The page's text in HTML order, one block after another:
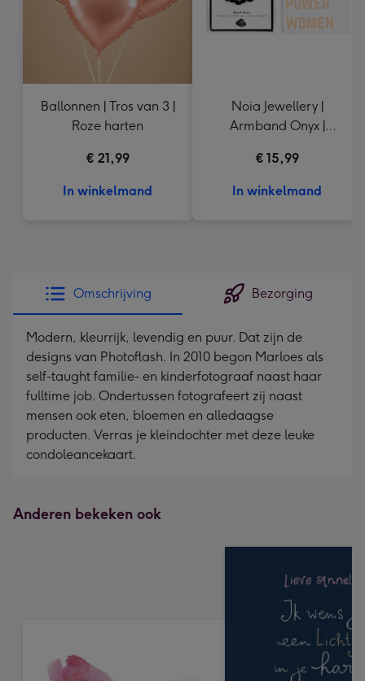
Ballonnen | Tros van 3 |
Roze harten
€ 21,99
In winkelmand
Noia Jewellery |
Armband Onyx |
€ 15,99
In winkelmand
Omschrijving Bezorging
Modern, kleurrijk, levendig en puur. Dat zijn de
designs van Photoflash. In 2010 begon Marloes als
self-taught familie- en kinderfotograaf naast haar
fulltime job. Ondertussen fotografeert zij naast
mensen ook eten, bloemen en alledaagse
producten. Verras je kleindochter met deze leuke
condoleancekaart.
Anderen bekeken ook